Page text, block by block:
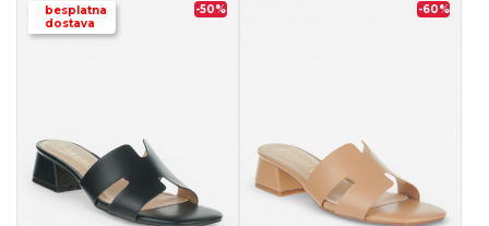
besplatna
dostava
-50% -60%